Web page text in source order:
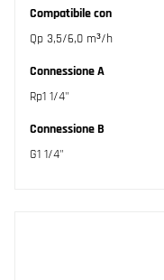
Compatibile con
Qp 3,5/6,0 m³/h
Connessione A
Rp1 1/4"
Connessione B
G1 1/4"